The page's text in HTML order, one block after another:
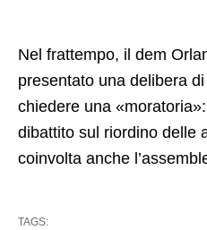
Nel frattempo, il dem
presentato una delibera
chiedere una
dibattito sul riordino delle
coinvolta anche
TAGS: